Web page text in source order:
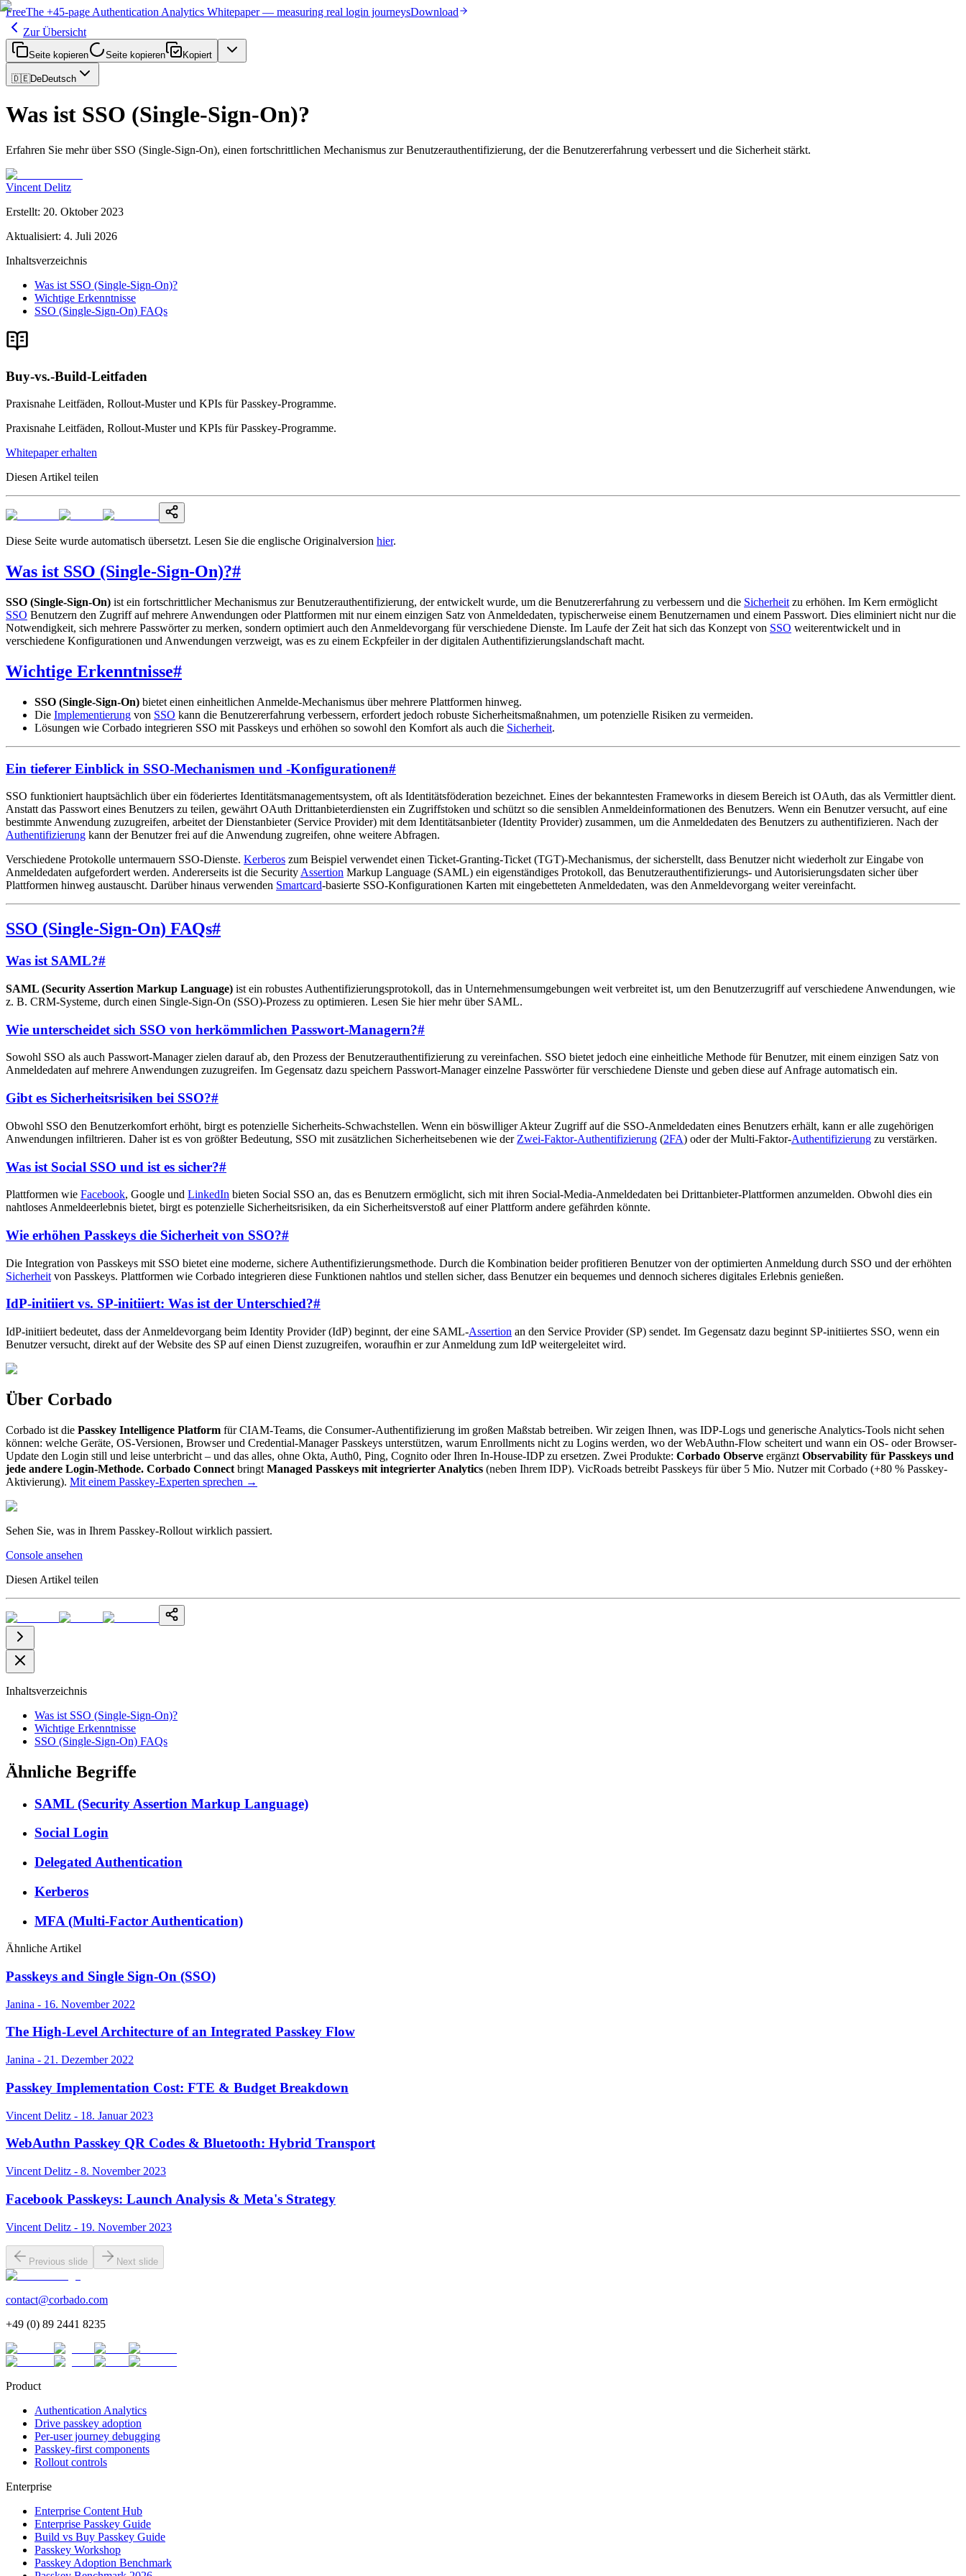
FreeThe +45-page Authentication Analytics Whitepaper — measuring real login journeysDownload
Zur Übersicht
Seite kopieren Seite kopieren Kopiert
🇩🇪DeDeutsch
Was ist SSO (Single-Sign-On)?
Erfahren Sie mehr über SSO (Single-Sign-On), einen fortschrittlichen Mechanismus zur Benutzerauthentifizierung, der die Benutzererfahrung verbessert und die Sicherheit stärkt.
Vincent Delitz
Erstellt: 20. Oktober 2023
Aktualisiert: 4. Juli 2026
Inhaltsverzeichnis
Was ist SSO (Single-Sign-On)?
Wichtige Erkenntnisse
SSO (Single-Sign-On) FAQs
Buy-vs.-Build-Leitfaden
Praxisnahe Leitfäden, Rollout-Muster und KPIs für Passkey-Programme.
Praxisnahe Leitfäden, Rollout-Muster und KPIs für Passkey-Programme.
Whitepaper erhalten
Diesen Artikel teilen
Diese Seite wurde automatisch übersetzt. Lesen Sie die englische Originalversion hier.
Was ist SSO (Single-Sign-On)?#
SSO (Single-Sign-On) ist ein fortschrittlicher Mechanismus zur Benutzerauthentifizierung, der entwickelt wurde, um die Benutzererfahrung zu verbessern und die Sicherheit zu erhöhen. Im Kern ermöglicht
SSO Benutzern den Zugriff auf mehrere Anwendungen oder Plattformen mit nur einem einzigen Satz von Anmeldedaten, typischerweise einem Benutzernamen und einem Passwort. Dies eliminiert nicht nur die
Notwendigkeit, sich mehrere Passwörter zu merken, sondern optimiert auch den Anmeldevorgang für verschiedene Dienste. Im Laufe der Zeit hat sich das Konzept von SSO weiterentwickelt und in
verschiedene Konfigurationen und Anwendungen verzweigt, was es zu einem Eckpfeiler in der digitalen Authentifizierungslandschaft macht.
Wichtige Erkenntnisse#
SSO (Single-Sign-On) bietet einen einheitlichen Anmelde-Mechanismus über mehrere Plattformen hinweg.
Die Implementierung von SSO kann die Benutzererfahrung verbessern, erfordert jedoch robuste Sicherheitsmaßnahmen, um potenzielle Risiken zu vermeiden.
Lösungen wie Corbado integrieren SSO mit Passkeys und erhöhen so sowohl den Komfort als auch die Sicherheit.
Ein tieferer Einblick in SSO-Mechanismen und -Konfigurationen#
SSO funktioniert hauptsächlich über ein föderiertes Identitätsmanagementsystem, oft als Identitätsföderation bezeichnet. Eines der bekanntesten Frameworks in diesem Bereich ist OAuth, das als Vermittler dient.
Anstatt das Passwort eines Benutzers zu teilen, gewährt OAuth Drittanbieterdiensten ein Zugriffstoken und schützt so die sensiblen Anmeldeinformationen des Benutzers. Wenn ein Benutzer versucht, auf eine
bestimmte Anwendung zuzugreifen, arbeitet der Dienstanbieter (Service Provider) mit dem Identitätsanbieter (Identity Provider) zusammen, um die Anmeldedaten des Benutzers zu authentifizieren. Nach der
Authentifizierung kann der Benutzer frei auf die Anwendung zugreifen, ohne weitere Abfragen.
Verschiedene Protokolle untermauern SSO-Dienste. Kerberos zum Beispiel verwendet einen Ticket-Granting-Ticket (TGT)-Mechanismus, der sicherstellt, dass Benutzer nicht wiederholt zur Eingabe von
Anmeldedaten aufgefordert werden. Andererseits ist die Security Assertion Markup Language (SAML) ein eigenständiges Protokoll, das Benutzerauthentifizierungs- und Autorisierungsdaten sicher über
Plattformen hinweg austauscht. Darüber hinaus verwenden Smartcard-basierte SSO-Konfigurationen Karten mit eingebetteten Anmeldedaten, was den Anmeldevorgang weiter vereinfacht.
SSO (Single-Sign-On) FAQs#
Was ist SAML?#
SAML (Security Assertion Markup Language) ist ein robustes Authentifizierungsprotokoll, das in Unternehmensumgebungen weit verbreitet ist, um den Benutzerzugriff auf verschiedene Anwendungen, wie
z. B. CRM-Systeme, durch einen Single-Sign-On (SSO)-Prozess zu optimieren. Lesen Sie hier mehr über SAML.
Wie unterscheidet sich SSO von herkömmlichen Passwort-Managern?#
Sowohl SSO als auch Passwort-Manager zielen darauf ab, den Prozess der Benutzerauthentifizierung zu vereinfachen. SSO bietet jedoch eine einheitliche Methode für Benutzer, mit einem einzigen Satz von
Anmeldedaten auf mehrere Anwendungen zuzugreifen. Im Gegensatz dazu speichern Passwort-Manager einzelne Passwörter für verschiedene Dienste und geben diese auf Anfrage automatisch ein.
Gibt es Sicherheitsrisiken bei SSO?#
Obwohl SSO den Benutzerkomfort erhöht, birgt es potenzielle Sicherheits-Schwachstellen. Wenn ein böswilliger Akteur Zugriff auf die SSO-Anmeldedaten eines Benutzers erhält, kann er alle zugehörigen
Anwendungen infiltrieren. Daher ist es von größter Bedeutung, SSO mit zusätzlichen Sicherheitsebenen wie der Zwei-Faktor-Authentifizierung (2FA) oder der Multi-Faktor-Authentifizierung zu verstärken.
Was ist Social SSO und ist es sicher?#
Plattformen wie Facebook, Google und LinkedIn bieten Social SSO an, das es Benutzern ermöglicht, sich mit ihren Social-Media-Anmeldedaten bei Drittanbieter-Plattformen anzumelden. Obwohl dies ein
nahtloses Anmeldeerlebnis bietet, birgt es potenzielle Sicherheitsrisiken, da ein Sicherheitsverstoß auf einer Plattform andere gefährden könnte.
Wie erhöhen Passkeys die Sicherheit von SSO?#
Die Integration von Passkeys mit SSO bietet eine moderne, sichere Authentifizierungsmethode. Durch die Kombination beider profitieren Benutzer von der optimierten Anmeldung durch SSO und der erhöhten
Sicherheit von Passkeys. Plattformen wie Corbado integrieren diese Funktionen nahtlos und stellen sicher, dass Benutzer ein bequemes und dennoch sicheres digitales Erlebnis genießen.
IdP-initiiert vs. SP-initiiert: Was ist der Unterschied?#
IdP-initiiert bedeutet, dass der Anmeldevorgang beim Identity Provider (IdP) beginnt, der eine SAML-Assertion an den Service Provider (SP) sendet. Im Gegensatz dazu beginnt SP-initiiertes SSO, wenn ein
Benutzer versucht, direkt auf der Website des SP auf einen Dienst zuzugreifen, woraufhin er zur Anmeldung zum IdP weitergeleitet wird.
Über Corbado
Corbado ist die Passkey Intelligence Platform für CIAM-Teams, die Consumer-Authentifizierung im großen Maßstab betreiben. Wir zeigen Ihnen, was IDP-Logs und generische Analytics-Tools nicht sehen
können: welche Geräte, OS-Versionen, Browser und Credential-Manager Passkeys unterstützen, warum Enrollments nicht zu Logins werden, wo der WebAuthn-Flow scheitert und wann ein OS- oder Browser-
Update den Login still und leise unterbricht – und das alles, ohne Okta, Auth0, Ping, Cognito oder Ihren In-House-IDP zu ersetzen. Zwei Produkte: Corbado Observe ergänzt Observability für Passkeys und
jede andere Login-Methode. Corbado Connect bringt Managed Passkeys mit integrierter Analytics (neben Ihrem IDP). VicRoads betreibt Passkeys für über 5 Mio. Nutzer mit Corbado (+80 % Passkey-
Aktivierung). Mit einem Passkey-Experten sprechen →
Sehen Sie, was in Ihrem Passkey-Rollout wirklich passiert.
Console ansehen
Diesen Artikel teilen
Inhaltsverzeichnis
Was ist SSO (Single-Sign-On)?
Wichtige Erkenntnisse
SSO (Single-Sign-On) FAQs
Ähnliche Begriffe
SAML (Security Assertion Markup Language)
Social Login
Delegated Authentication
Kerberos
MFA (Multi-Factor Authentication)
Ähnliche Artikel
Passkeys and Single Sign-On (SSO)
Janina - 16. November 2022
The High-Level Architecture of an Integrated Passkey Flow
Janina - 21. Dezember 2022
Passkey Implementation Cost: FTE & Budget Breakdown
Vincent Delitz - 18. Januar 2023
WebAuthn Passkey QR Codes & Bluetooth: Hybrid Transport
Vincent Delitz - 8. November 2023
Facebook Passkeys: Launch Analysis & Meta's Strategy
Vincent Delitz - 19. November 2023
Previous slide Next slide
contact@corbado.com
+49 (0) 89 2441 8235
Product
Authentication Analytics
Drive passkey adoption
Per-user journey debugging
Passkey-first components
Rollout controls
Enterprise
Enterprise Content Hub
Enterprise Passkey Guide
Build vs Buy Passkey Guide
Passkey Workshop
Passkey Adoption Benchmark